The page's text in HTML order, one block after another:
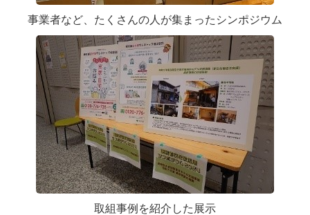
事業者など、たくさんの人が集まったシンポジウム
取組事例を紹介した展示